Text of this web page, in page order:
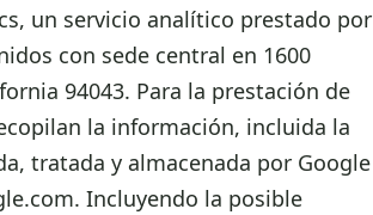
un servicio analítico prestado por
con sede central en 1600
94043. Para la prestación de
la información, incluida la
tratada y almacenada por Google
Incluyendo la posible